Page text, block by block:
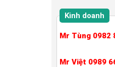
Kinh doanh
Mr Tùng 0982
Mr Việt 0989